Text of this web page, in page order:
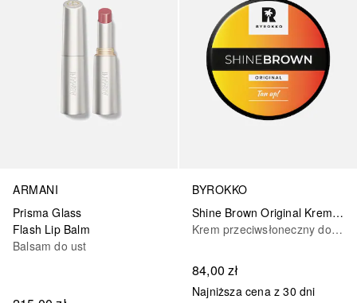
ARMANI
Prisma Glass
Flash Lip Balm
Balsam do ust
BYROKKO
Shine Brown Original Krem przyspieszający
Krem przeciwsłoneczny do ciała
84,00 zł
Najniższa cena z 30 dni